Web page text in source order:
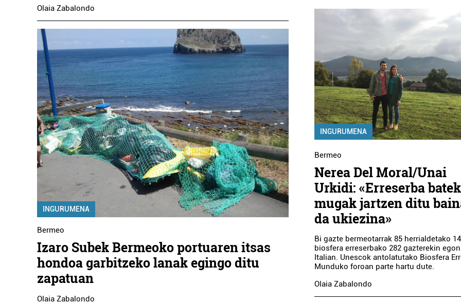
Olaia Zabalondo
INGURUMENA
Bermeo
Izaro Subek Bermeoko portuaren itsas
hondoa garbitzeko lanak egingo ditu
zapatuan
Olaia Zabalondo
INGURUMENA
Bermeo
Nerea Del Moral/Unai
Urkidi: «Erreserba batek
mugak jartzen ditu
da ukiezina»
Bi gazte bermeotarrak 85 herrialdetako
biosfera erreserbako 282 gazterekin
Italian. Unescok antolatutako Biosfera
Munduko foroan parte hartu dute.
Olaia Zabalondo